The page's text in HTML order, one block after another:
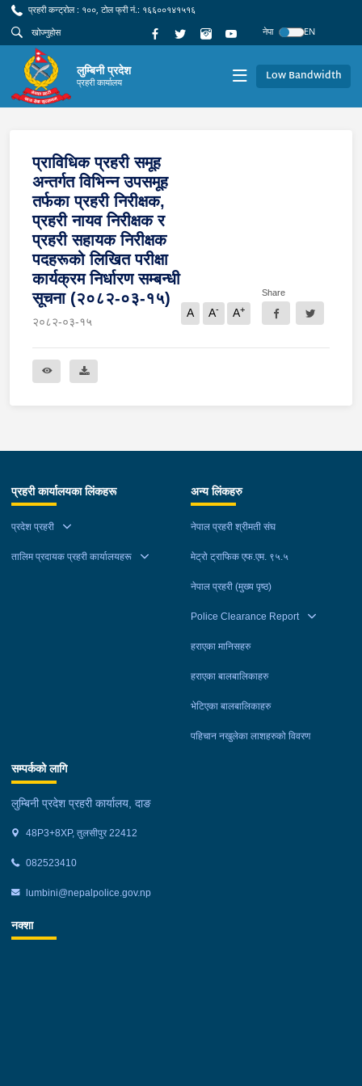
प्रहरी कन्ट्रोल : १००, टोल फ्री नं.: १६६००१४१५१६
नेपा
EN
लुम्बिनी प्रदेश
प्रहरी कार्यालय Low Bandwidth
प्राविधिक प्रहरी समूह
अन्तर्गत विभिन्न उपसमूह
तर्फका प्रहरी निरीक्षक,
प्रहरी नायव निरीक्षक र
प्रहरी सहायक निरीक्षक
पदहरूको लिखित परीक्षा
कार्यक्रम निर्धारण सम्बन्धी
सूचना (२०८२-०३-१५)
२०८२-०३-१५
A A- A+
Share
प्रहरी कार्यालयका लिंकहरू
प्रदेश प्रहरी
तालिम प्रदायक प्रहरी कार्यालयहरू
अन्य लिंकहरु
नेपाल प्रहरी श्रीमती संघ
मेट्रो ट्राफिक एफ.एम. ९५.५
नेपाल प्रहरी (मुख्य पृष्ठ)
Police Clearance Report
हराएका मानिसहरु
हराएका बालबालिकाहरु
भेटिएका बालबालिकाहरु
पहिचान नखुलेका लाशहरुको विवरण
सम्पर्कको लागि
लुम्बिनी प्रदेश प्रहरी कार्यालय, दाङ
48P3+8XP, तुलसीपुर 22412
082523410
lumbini@nepalpolice.gov.np
नक्शा